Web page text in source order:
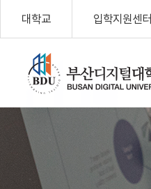
대학교 입학지원센터
나를 위한 변
화, Change